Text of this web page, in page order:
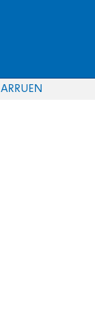
EN
RU
AR